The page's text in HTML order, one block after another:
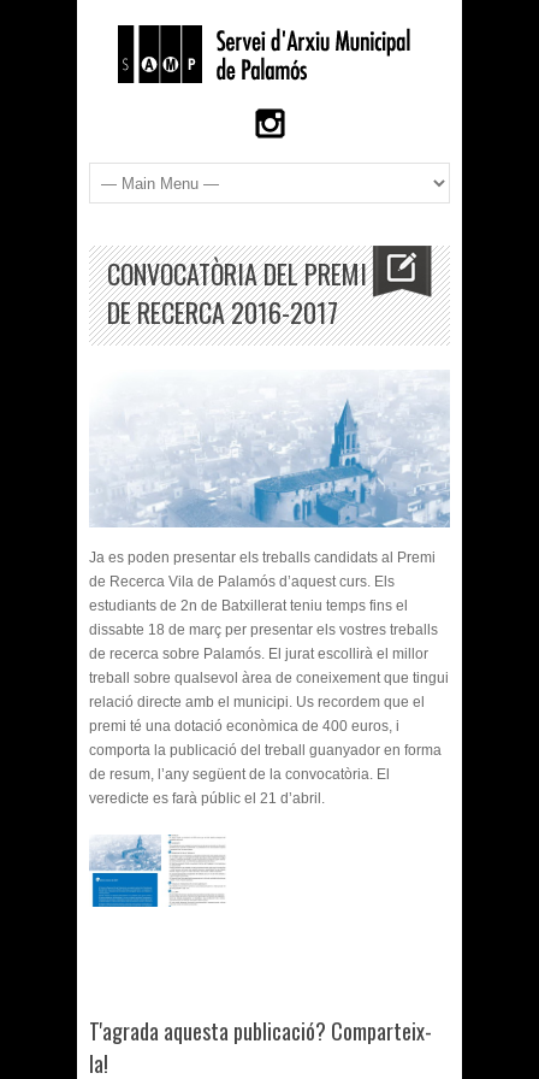
CONVOCATÒRIA DEL PREMI
DE RECERCA 2016-2017
Ja es poden presentar els treballs candidats al Premi
de Recerca Vila de Palamós d’aquest curs. Els
estudiants de 2n de Batxillerat teniu temps fins el
dissabte 18 de març per presentar els vostres treballs
de recerca sobre Palamós. El jurat escollirà el millor
treball sobre qualsevol àrea de coneixement que tingui
relació directe amb el municipi. Us recordem que el
premi té una dotació econòmica de 400 euros, i
comporta la publicació del treball guanyador en forma
de resum, l’any següent de la convocatòria. El
veredicte es farà públic el 21 d’abril.
T'agrada aquesta publicació? Comparteix-
la!